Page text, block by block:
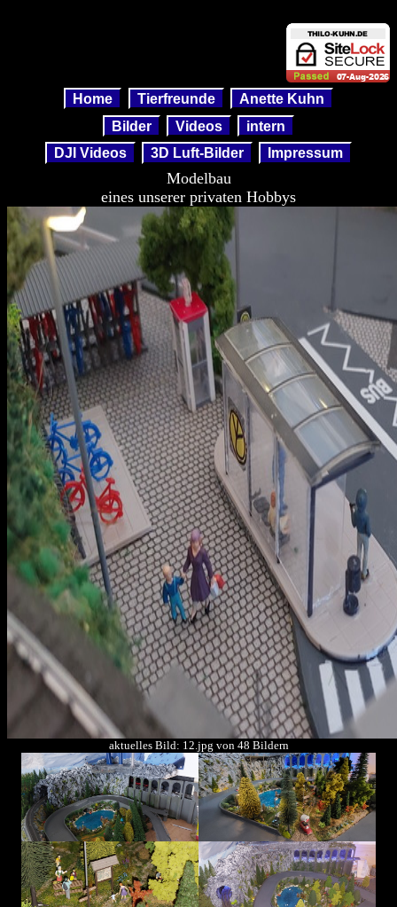
Home Tierfreunde
Anette Kuhn
Bilder
Videos
intern
DJI Videos
3D Luft-Bilder Impressum
Modelbau
eines unserer privaten Hobbys
aktuelles Bild: 12.jpg von 48 Bildern